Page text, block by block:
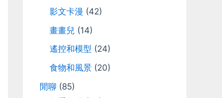
影文卡漫 (42)
畫畫兒 (14)
遙控和模型 (24)
食物和風景 (20)
閒聊 (85)